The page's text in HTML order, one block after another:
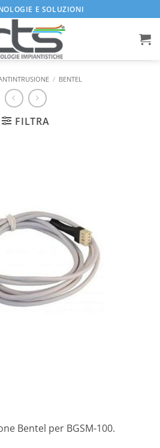
E SOLUZIONI
/ BENTEL
FILTRA
Bentel per BGSM-100.